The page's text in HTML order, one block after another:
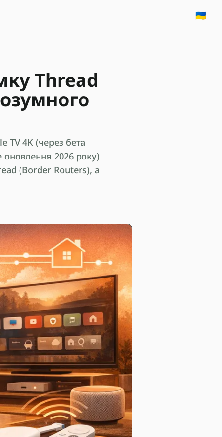
🇺🇦
Thread
TV 4K (через бета
оновлення 2026 року)
(Border Routers), а